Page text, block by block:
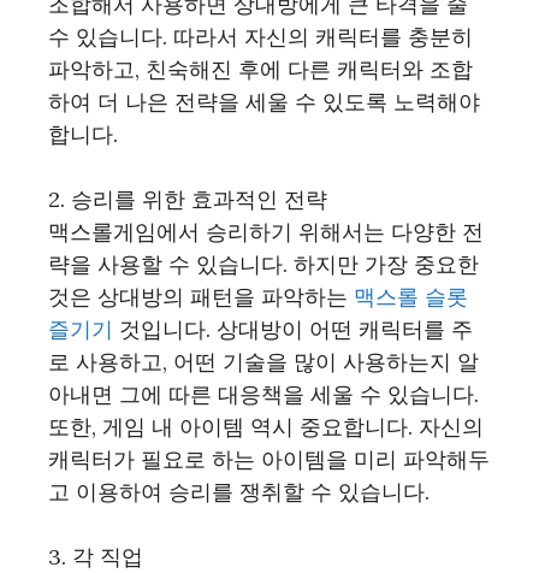
수 있습니다. 따라서 자신의 캐릭터를 충분히
파악하고, 친숙해진 후에 다른 캐릭터와 조합
하여 더 나은 전략을 세울 수 있도록 노력해야
합니다.
2. 승리를 위한 효과적인 전략
맥스롤게임에서 승리하기 위해서는 다양한 전
략을 사용할 수 있습니다. 하지만 가장 중요한
것은 상대방의 패턴을 파악하는 맥스롤 슬롯
즐기기 것입니다. 상대방이 어떤 캐릭터를 주
로 사용하고, 어떤 기술을 많이 사용하는지 알
아내면 그에 따른 대응책을 세울 수 있습니다.
또한, 게임 내 아이템 역시 중요합니다. 자신의
캐릭터가 필요로 하는 아이템을 미리 파악해두
고 이용하여 승리를 쟁취할 수 있습니다.
3. 각 직업